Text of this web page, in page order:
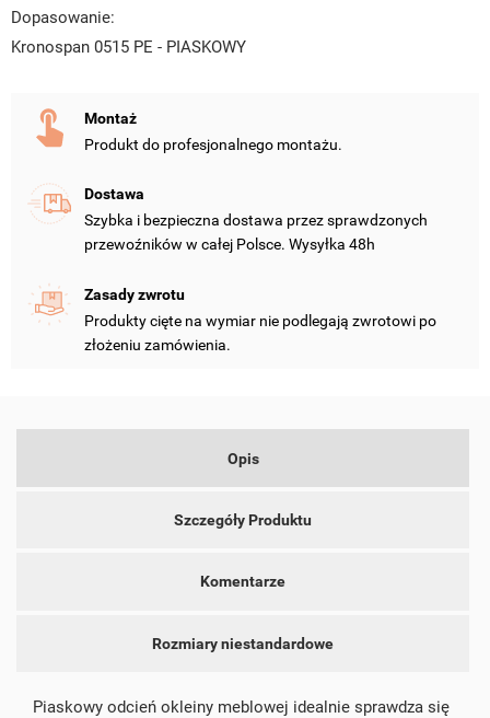
Dopasowanie:
Kronospan 0515 PE - PIASKOWY
Montaż
Produkt do profesjonalnego montażu.
Dostawa
Szybka i bezpieczna dostawa przez sprawdzonych
przewoźników w całej Polsce. Wysyłka 48h
Zasady zwrotu
Produkty cięte na wymiar nie podlegają zwrotowi po
złożeniu zamówienia.
Opis
Szczegóły Produktu
Komentarze
Rozmiary niestandardowe
Piaskowy odcień okleiny meblowej idealnie sprawdza się
MOJE LISTY ŻYCZEŃ
UTWÓRZ LISTĘ ŻYCZEŃ
NAZWA LISTY ŻYCZEŃ
ZALOGUJ SIĘ
MUSISZ BYĆ ZALOGOWANY BY ZAPISAĆ PRODUKTY NA
SWOJEJ LIŚCIE ŻYCZEŃ.